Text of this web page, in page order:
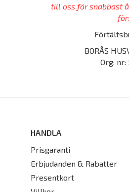
till oss för snabbast
BORÅS
Org: nr:
HANDLA
Prisgaranti
Erbjudanden & Rabatter
Presentkort